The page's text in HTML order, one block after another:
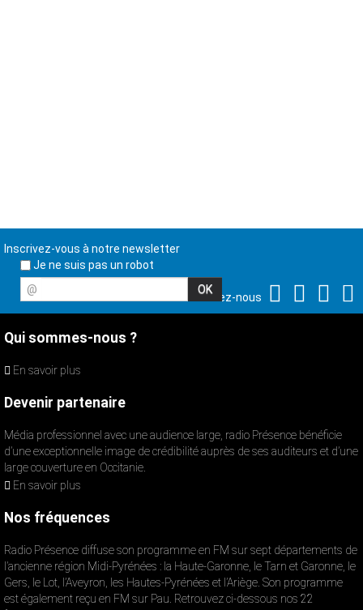
Inscrivez-vous à notre newsletter
Je ne suis pas un robot
@
Suivez-nous
Qui sommes-nous ?
En savoir plus
Devenir partenaire
Média professionnel avec une audience large, radio Présence bénéficie
d’une exceptionnelle image de crédibilité auprès de ses auditeurs et d’une
large couverture en Occitanie.
En savoir plus
Nos fréquences
Radio Présence diffuse son programme en FM sur sept départements de
l’ancienne région Midi-Pyrénées : la Haute-Garonne, le Tarn et Garonne, le
Gers, le Lot, l’Aveyron, les Hautes-Pyrénées et l’Ariège. Son programme
est également reçu en FM sur Pau. Retrouvez ci-dessous nos 22